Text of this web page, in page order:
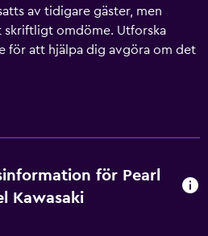
av tidigare gäster, men
skriftligt omdöme. Utforska
för att hjälpa dig avgöra om det
för Pearl
Kawasaki